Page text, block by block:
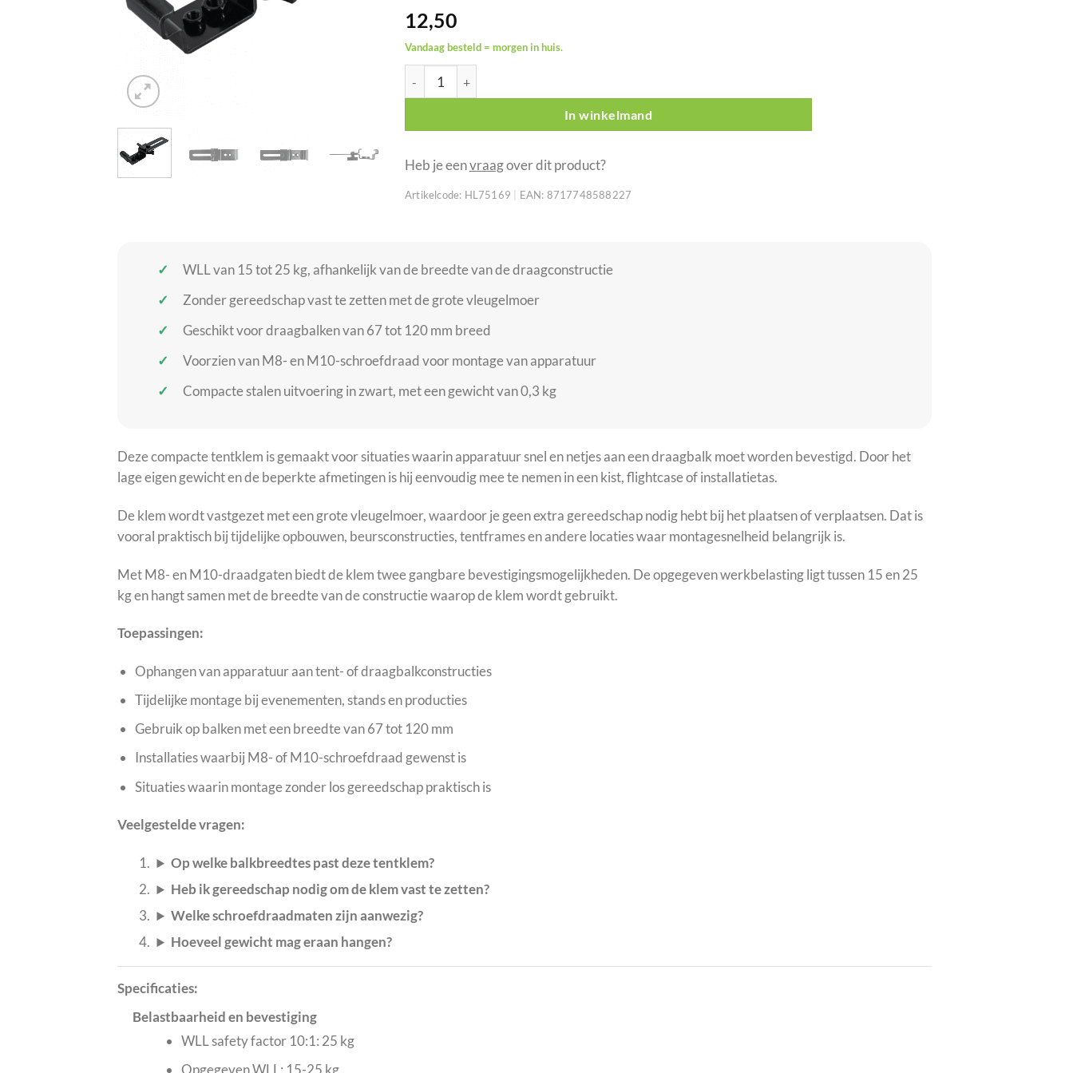
12,50
Vandaag besteld = morgen in huis.
Showgear Mini-tentklem MKII zwart aantal
In winkelmand
Heb je eenvraagover dit product?
Artikelcode: HL75169 EAN: 8717748588227
WLL van 15 tot 25 kg, afhankelijk van de breedte van de draagconstructie
Zonder gereedschap vast te zetten met de grote vleugelmoer
Geschikt voor draagbalken van 67 tot 120 mm breed
Voorzien van M8- en M10-schroefdraad voor montage van apparatuur
Compacte stalen uitvoering in zwart, met een gewicht van 0,3 kg
Deze compacte tentklem is gemaakt voor situaties waarin apparatuur snel en netjes aan een draagbalk moet worden bevestigd. Door het
lage eigen gewicht en de beperkte afmetingen is hij eenvoudig mee te nemen in een kist, flightcase of installatietas.
De klem wordt vastgezet met een grote vleugelmoer, waardoor je geen extra gereedschap nodig hebt bij het plaatsen of verplaatsen. Dat is
vooral praktisch bij tijdelijke opbouwen, beursconstructies, tentframes en andere locaties waar montagesnelheid belangrijk is.
Met M8- en M10-draadgaten biedt de klem twee gangbare bevestigingsmogelijkheden. De opgegeven werkbelasting ligt tussen 15 en 25
kg en hangt samen met de breedte van de constructie waarop de klem wordt gebruikt.
Toepassingen:
Ophangen van apparatuur aan tent- of draagbalkconstructies
Tijdelijke montage bij evenementen, stands en producties
Gebruik op balken met een breedte van 67 tot 120 mm
Installaties waarbij M8- of M10-schroefdraad gewenst is
Situaties waarin montage zonder los gereedschap praktisch is
Veelgestelde vragen:
Op welke balkbreedtes past deze tentklem?
Heb ik gereedschap nodig om de klem vast te zetten?
Welke schroefdraadmaten zijn aanwezig?
Hoeveel gewicht mag eraan hangen?
Specificaties:
Belastbaarheid en bevestiging
WLL safety factor 10:1: 25 kg
Opgegeven WLL: 15-25 kg